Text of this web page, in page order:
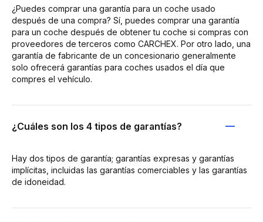
¿Puedes comprar una garantía para un coche usado
después de una compra? Sí, puedes comprar una garantía
para un coche después de obtener tu coche si compras con
proveedores de terceros como CARCHEX. Por otro lado, una
garantía de fabricante de un concesionario generalmente
solo ofrecerá garantías para coches usados el día que
compres el vehículo.
¿Cuáles son los 4 tipos de garantías?
Hay dos tipos de garantía; garantías expresas y garantías
implícitas, incluidas las garantías comerciables y las garantías
de idoneidad.